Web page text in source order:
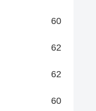
60
62
62
60